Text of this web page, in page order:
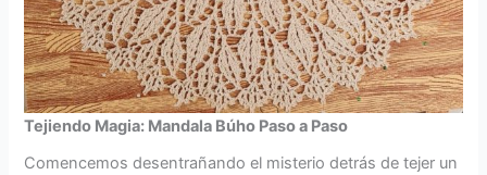
Tejiendo Magia: Mandala Búho Paso a Paso
Comencemos desentrañando el misterio detrás de tejer un